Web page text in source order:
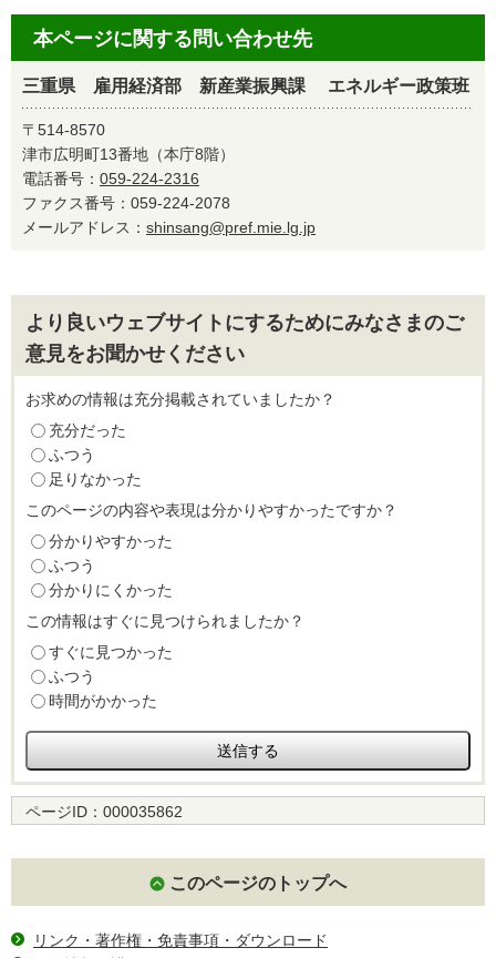
本ページに関する問い合わせ先
三重県 雇用経済部 新産業振興課 エネルギー政策班
〒514-8570
津市広明町13番地（本庁8階）
電話番号： 059-224-2316
ファクス番号：059-224-2078
メールアドレス： shinsang@pref.mie.lg.jp
より良いウェブサイトにするためにみなさまのご
意見をお聞かせください
お求めの情報は充分掲載されていましたか？
充分だった
ふつう
足りなかった
このページの内容や表現は分かりやすかったですか？
分かりやすかった
ふつう
分かりにくかった
この情報はすぐに見つけられましたか？
すぐに見つかった
ふつう
時間がかかった
ページID： 000035862
このページのトップへ
リンク・著作権・免責事項・ダウンロード